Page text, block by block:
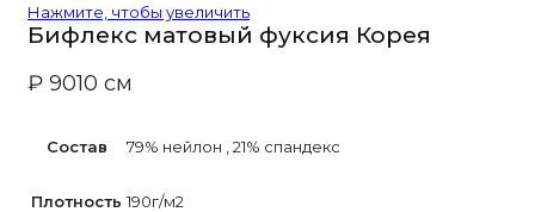
Нажмите, чтобы увеличить
Бифлекс матовый фуксия Корея
₽ 9010 см
Состав 79% нейлон 21% спандекс
Плотность 190г/м2